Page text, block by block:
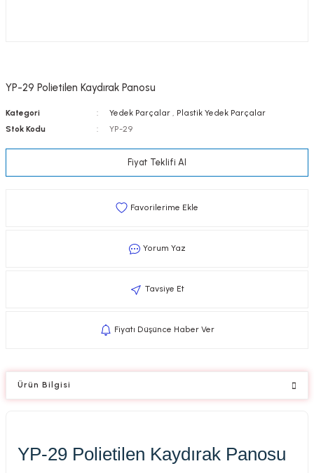
YP-29 Polietilen Kaydırak Panosu
Kategori Yedek Parçalar
Plastik Yedek Parçalar
Stok Kodu
YP-29
Fiyat Teklifi Al
Yorum Yaz
Tavsiye Et
Fiyatı Düşünce Haber Ver
Ürün Bilgisi
YP-29 Polietilen Kaydırak Panosu